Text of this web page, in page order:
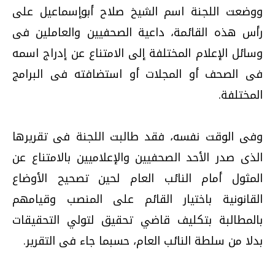
ووضعت اللجنة اسم الشيخ صلاح أبوإسماعيل على
رأس هذه القائمة، داعية الصحفيين والعاملين فى
وسائل الإعلام المختلفة إلى الامتناع عن إدراج اسمه
فى الصحف أو المجلات أو استضافته فى البرامج
المختلفة.
وفى الوقت نفسه، فقد طالبت اللجنة فى تقريرها
الذى صدر الأحد الصحفيين والإعلاميين بالامتناع عن
المثول أمام النائب العام لحين تصحيح الأوضاع
القانونية باختيار القائم على المنصب وقيامهم
بالمطالبة بتكليف قاضي تحقيق لتولي التحقيقات
بدلا من سلطة النائب العام، حسبما جاء فى التقرير.